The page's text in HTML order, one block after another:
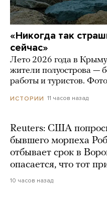
«Никогда так
сейчас»
Лето 2026 года в
жители полуострова —
работы и туристов.
ИСТОРИИ 11 часов назад
Reuters: США
бывшего морпеха
отбывает срок в
опасается, что тот
10 часов назад